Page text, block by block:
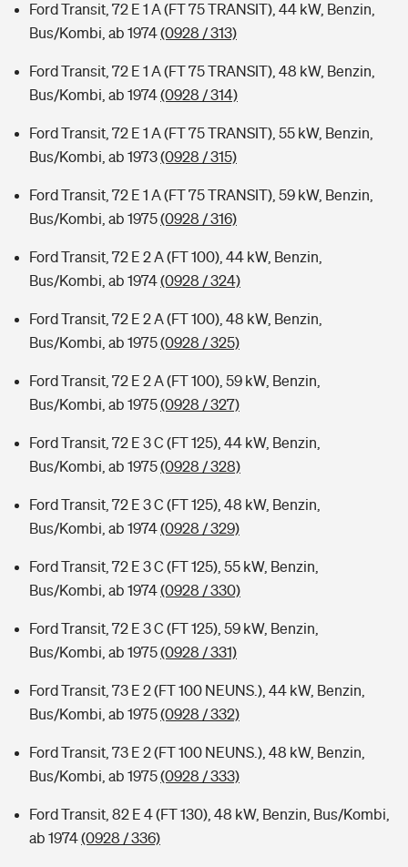
Ford Transit, 72 E 1 A (FT 75 TRANSIT), 44 kW, Benzin,
Bus/Kombi, ab 1974(0928 / 313)
Ford Transit, 72 E 1 A (FT 75 TRANSIT), 48 kW, Benzin,
Bus/Kombi, ab 1974(0928 / 314)
Ford Transit, 72 E 1 A (FT 75 TRANSIT), 55 kW, Benzin,
Bus/Kombi, ab 1973(0928 / 315)
Ford Transit, 72 E 1 A (FT 75 TRANSIT), 59 kW, Benzin,
Bus/Kombi, ab 1975(0928 / 316)
Ford Transit, 72 E 2 A (FT 100), 44 kW, Benzin,
Bus/Kombi, ab 1974(0928 / 324)
Ford Transit, 72 E 2 A (FT 100), 48 kW, Benzin,
Bus/Kombi, ab 1975(0928 / 325)
Ford Transit, 72 E 2 A (FT 100), 59 kW, Benzin,
Bus/Kombi, ab 1975(0928 / 327)
Ford Transit, 72 E 3 C (FT 125), 44 kW, Benzin,
Bus/Kombi, ab 1975(0928 / 328)
Ford Transit, 72 E 3 C (FT 125), 48 kW, Benzin,
Bus/Kombi, ab 1974(0928 / 329)
Ford Transit, 72 E 3 C (FT 125), 55 kW, Benzin,
Bus/Kombi, ab 1974(0928 / 330)
Ford Transit, 72 E 3 C (FT 125), 59 kW, Benzin,
Bus/Kombi, ab 1975(0928 / 331)
Ford Transit, 73 E 2 (FT 100 NEUNS.), 44 kW, Benzin,
Bus/Kombi, ab 1975(0928 / 332)
Ford Transit, 73 E 2 (FT 100 NEUNS.), 48 kW, Benzin,
Bus/Kombi, ab 1975(0928 / 333)
Ford Transit, 82 E 4 (FT 130), 48 kW, Benzin, Bus/Kombi,
ab 1974(0928 / 336)